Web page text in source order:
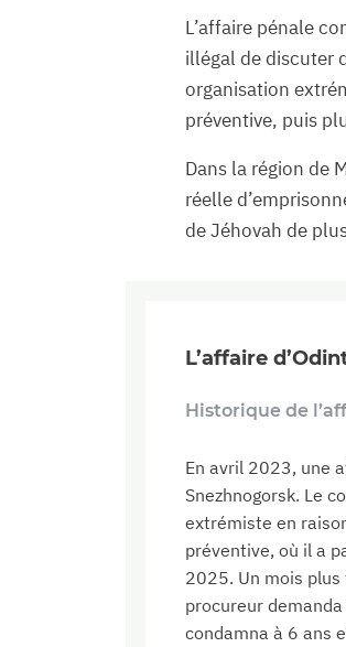
L’affaire pénale
illégal de discuter
organisation
préventive, puis
Dans la région de
réelle
de Jéhovah de
L’affaire
Historique de
En avril 2023, une
Snezhnogorsk. Le
extrémiste en
préventive, où il a
2025. Un mois
procureur
condamna à 6 ans